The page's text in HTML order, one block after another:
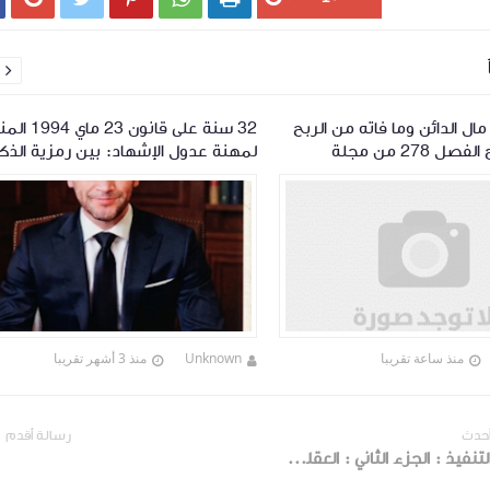
الدائن وما فاته من الربح
حقيقة: شرح الفصل 278 من مجلة
منذ ساعة تقريبا
32 سنة على
لمهنة عدول الإشهاد: بين رمزية
Unknown منذ 3 أشهر تقريبا

طرق التنفيذ : الجزء الثاني : العقلة التحفظية
رسالة أقدم